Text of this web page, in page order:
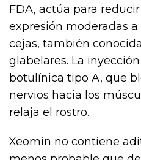
FDA, actúa para
expresión moderadas a
cejas, también
glabelares. La
botulínica tipo A, que
nervios hacia los
relaja el rostro.
Xeomin no contiene